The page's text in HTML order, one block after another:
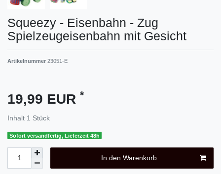
Squeezy - Eisenbahn - Zug
Spielzeugeisenbahn mit Gesicht
Artikelnummer 23051-E
19,99 EUR *
Inhalt 1 Stück
Sofort versandfertig, Lieferzeit 48h
In den Warenkorb